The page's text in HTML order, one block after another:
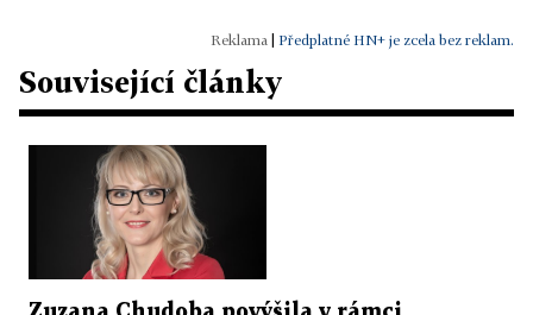
Předplatné HN+ je zcela bez reklam.
Související články